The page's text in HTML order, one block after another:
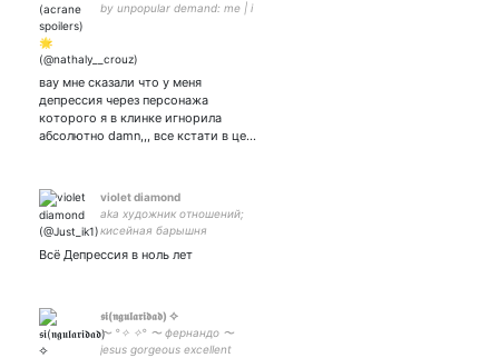
by unpopular demand: me | i
things | парная:
вау мне сказали что у меня
депрессия через персонажа
которого я в клинке игнорила
абсолютно damn,,, все кстати в це…
violet diamond
aka художник отношений;
кисейная барышня
Всё Депрессия в ноль лет
𝖘𝖎(𝖓𝖌𝖚𝖑𝖆𝖗𝖎𝖉𝖆𝖉) ✧
〜 °✧ ✧° 〜 фернандо 〜
jesus gorgeous excellent